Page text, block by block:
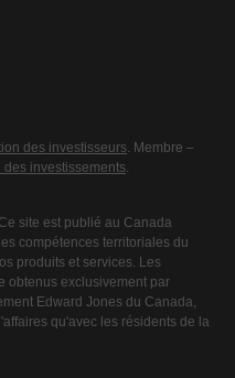
des investisseurs . Membre –
investissements
site est publié au Canada
compétences territoriales du
produits et services. Les
obtenus exclusivement par
Edward Jones du Canada,
qu'avec les résidents de la